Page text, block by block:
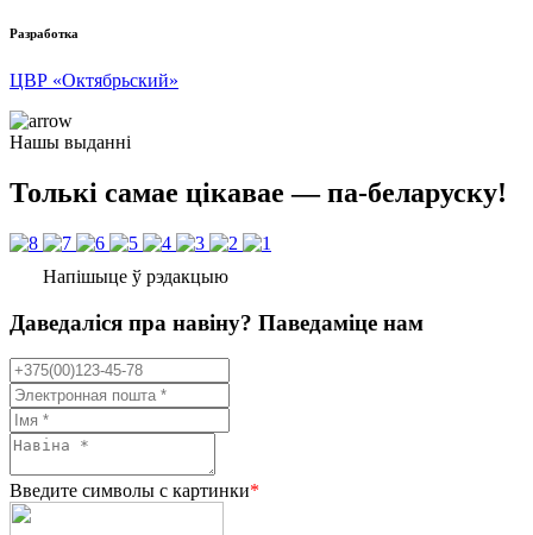
Разработка
ЦВР «Октябрьский»
Нашы выданні
Толькі самае цікавае — па-беларуску!
Напішыце ў рэдакцыю
Даведаліся пра навіну? Паведаміце нам
Введите символы с картинки*